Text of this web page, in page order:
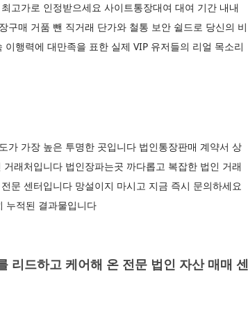
고가로 인정받으세요 사이트통장대여 대여 기간 내내
매 거품 뺀 직거래 단가와 철통 보안 쉴드로 당신의 비
행력에 대만족을 표한 실제 VIP 유저들의 리얼 목소리
가 가장 높은 투명한 곳입니다 법인통장판매 계약서 상
래처입니다 법인장파는곳 까다롭고 복잡한 법인 거래
문 센터입니다 망설이지 마시고 지금 즉시 문의하세요
누적된 결과물입니다
리드하고 케어해 온 전문 법인 자산 매매 센